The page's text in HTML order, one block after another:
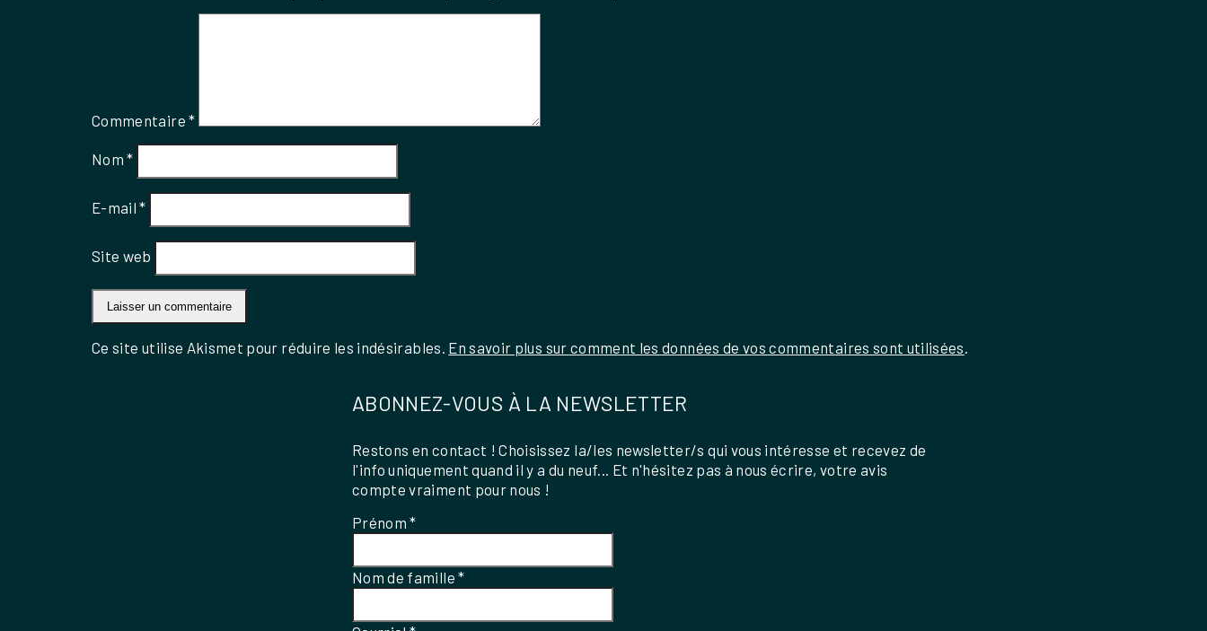
Commentaire*
Nom*
E-mail*
Site web
Ce site utilise Akismet pour réduire les indésirables. En savoir plus sur comment les données de vos commentaires sont utilisées
ABONNEZ-VOUS À LA NEWSLETTER
Restons en contact ! Choisissez la/les newsletter/s qui vous intéresse et recevez de
l'info uniquement quand il y a du neuf... Et n'hésitez pas à nous écrire, votre avis
compte vraiment pour nous !
Prénom*
Nom de famille*